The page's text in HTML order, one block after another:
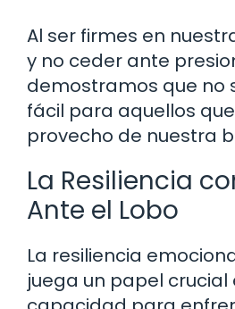
Al ser firmes en
y no ceder ante
demostramos que no
fácil para aquellos
provecho de nuestra
La Resiliencia
Ante el Lobo
La resiliencia
juega un papel crucial